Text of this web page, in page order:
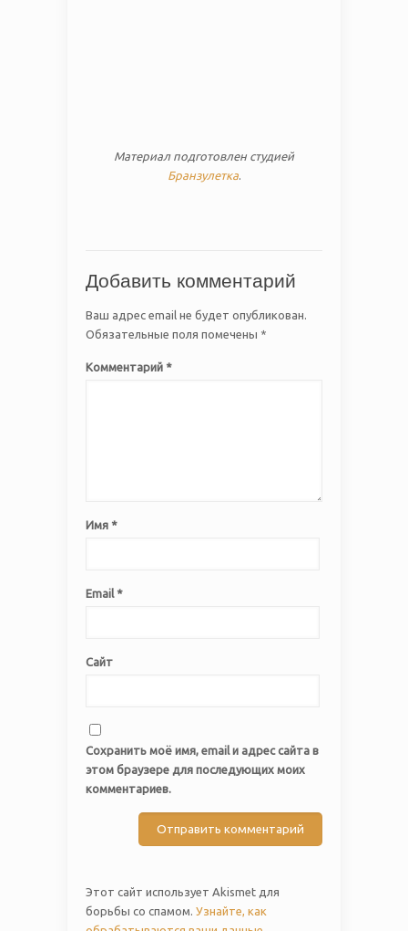
Материал подготовлен студией
Бранзулетка.
Добавить комментарий
Ваш адрес email не будет опубликован.
Обязательные поля помечены *
Комментарий *
Имя *
Email *
Сайт
Сохранить моё имя, email и адрес сайта в
этом браузере для последующих моих
комментариев.
Этот сайт использует Akismet для
борьбы со спамом. Узнайте, как